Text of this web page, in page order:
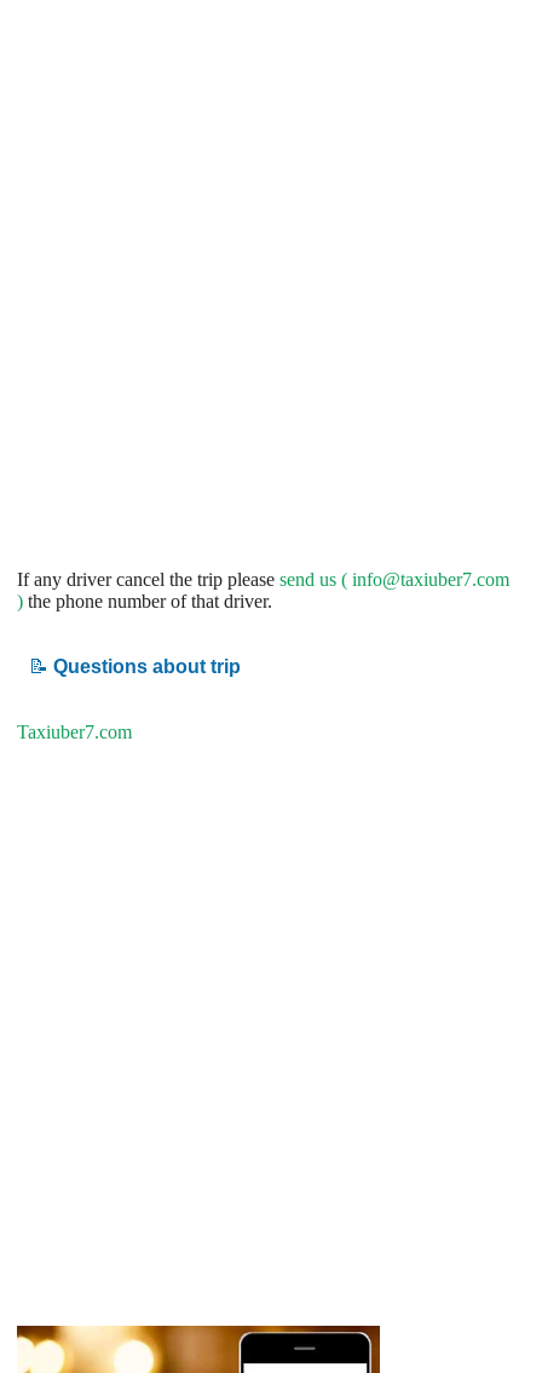
If any driver cancel the trip please send us ( info@taxiuber7.com
) the phone number of that driver.
📝 Questions about trip
Taxiuber7.com